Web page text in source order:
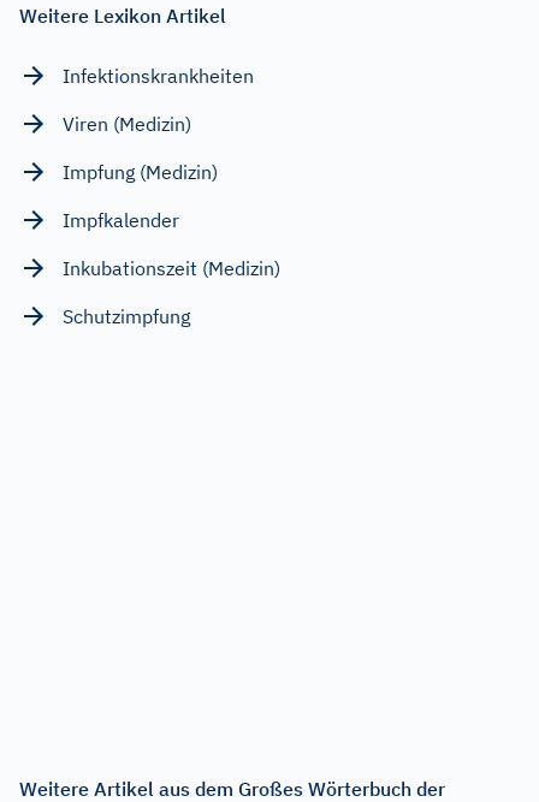
Weitere Lexikon Artikel
Infektionskrankheiten
Viren (Medizin)
Impfung (Medizin)
Impfkalender
Inkubationszeit (Medizin)
Schutzimpfung
Weitere Artikel aus dem Großes Wörterbuch der